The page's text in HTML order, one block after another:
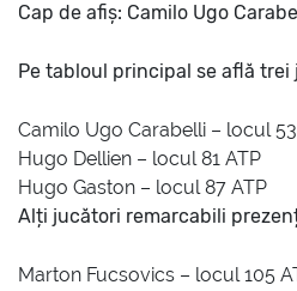
Cap de afiș: Camilo Ugo
Pe tabloul principal se află trei
Camilo Ugo Carabelli – locul
Hugo Dellien – locul 81 ATP
Hugo Gaston – locul 87 ATP
Alți jucători remarcabili
Marton Fucsovics – locul 105